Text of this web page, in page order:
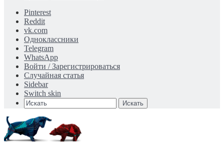
Pinterest
Reddit
vk.com
Одноклассники
Telegram
WhatsApp
Войти / Зарегистрироваться
Случайная статья
Sidebar
Switch skin
Искать